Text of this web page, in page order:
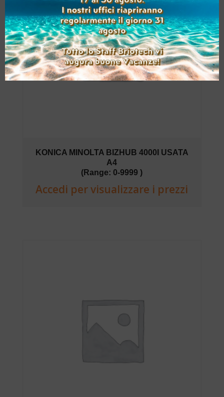
KONICA MINOLTA BIZHUB 4000I USATA
A4
(Range: 0-9999 )
Accedi per visualizzare i prezzi